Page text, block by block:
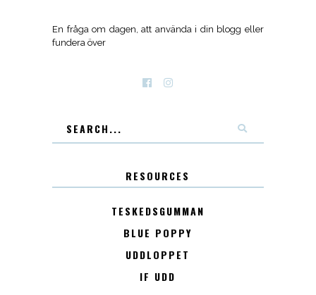
En fråga om dagen, att använda i din blogg eller
fundera över
RESOURCES
TESKEDSGUMMAN
BLUE POPPY
UDDLOPPET
IF UDD